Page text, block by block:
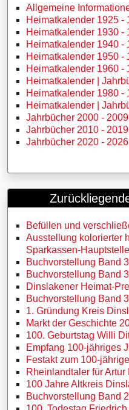
Allgemeine
Heimatkalender 1925 -
Heimatkalender 1930 -
Heimatkalender 1940 -
Heimatkalender 1950 -
Heimatkalender 1960 -
Heimatkalender |
Heimatkalender 1980 -
Heimatkalender |
Jahrbücher 2000 - 2009
Jahrbücher 2010 - 2019
Jahrbücher 2020 - 2026
Befüllen und
Ausstellung kolorierter
Sparkassen-
Buchvorstellung Band
Buchvorstellung Band
Dinslakener Heimat-
Buchvorstellung Band
1. Gründung Kreis
Markt der Geschichte
100. Geburtstag Willi
Empfang 100-jähriges
Festakt zum 100-
Rheinlandtaler für Artur
100 Jahre Altkreis
Buchvorstellung Band